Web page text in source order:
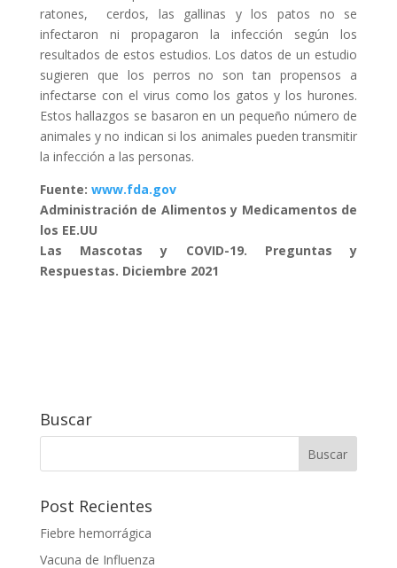
ratones, cerdos, las gallinas y los patos no se
infectaron ni propagaron la infección según los
resultados de estos estudios. Los datos de un estudio
sugieren que los perros no son tan propensos a
infectarse con el virus como los gatos y los hurones.
Estos hallazgos se basaron en un pequeño número de
animales y no indican si los animales pueden transmitir
la infección a las personas.
Fuente: www.fda.gov
Administración de Alimentos y Medicamentos de
los EE.UU
Las Mascotas y COVID-19. Preguntas y
Respuestas. Diciembre 2021
Buscar
Post Recientes
Fiebre hemorrágica
Vacuna de Influenza